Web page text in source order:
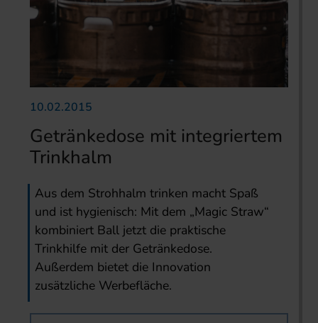
10.02.2015
Getränkedose mit integriertem
Trinkhalm
Aus dem Strohhalm trinken macht Spaß
und ist hygienisch: Mit dem „Magic Straw“
kombiniert Ball jetzt die praktische
Trinkhilfe mit der Getränkedose.
Außerdem bietet die Innovation
zusätzliche Werbefläche.